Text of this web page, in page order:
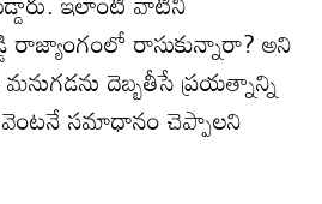
రాజ్యాంగంలో రాసుకున్నారా? అని
దెబ్బతీసే ప్రయత్నాన్ని
వెంటనే సమాధానం చెప్పాలని